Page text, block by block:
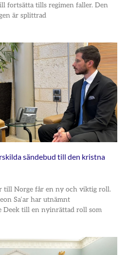
fortsätta tills regimen faller. Den
är splittrad
sändebud till den kristna
till Norge får en ny och viktig roll.
Sa’ar har utnämnt
Deek till en nyinrättad roll som